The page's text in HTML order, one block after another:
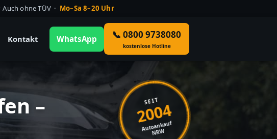
ohne TÜV · Mo–Sa 8–20 Uhr
Kontakt WhatsApp 📞 0800 9738080
kostenlose Hotline
SEIT
2004
Autoankauf
NRW
–